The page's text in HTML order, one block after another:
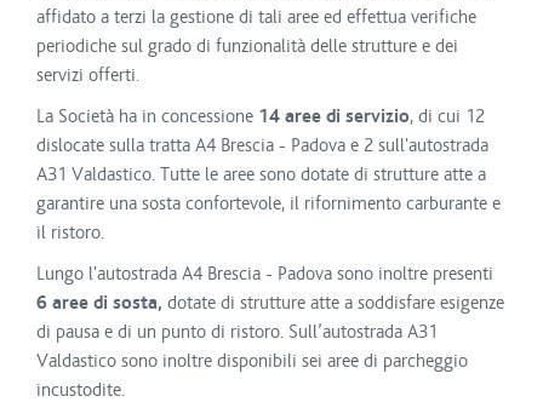
affidato a terzi la gestione di tali aree ed effettua verifiche
periodiche sul grado di funzionalità delle strutture e dei
servizi offerti.
La Società ha in concessione 14 aree di servizio, di cui 12
dislocate sulla tratta A4 Brescia - Padova e 2 sull'autostrada
A31 Valdastico. Tutte le aree sono dotate di strutture atte a
garantire una sosta confortevole, il rifornimento carburante e
il ristoro.
Lungo l'autostrada A4 Brescia - Padova sono inoltre presenti
6 aree di sosta, dotate di strutture atte a soddisfare esigenze
di pausa e di un punto di ristoro. Sull’autostrada A31
Valdastico sono inoltre disponibili sei aree di parcheggio
incustodite.